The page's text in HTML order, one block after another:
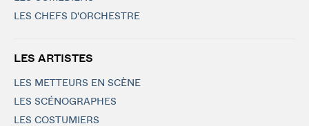
LES CHEFS D'ORCHESTRE
LES ARTISTES
LES METTEURS EN SCÈNE
LES SCÉNOGRAPHES
LES COSTUMIERS